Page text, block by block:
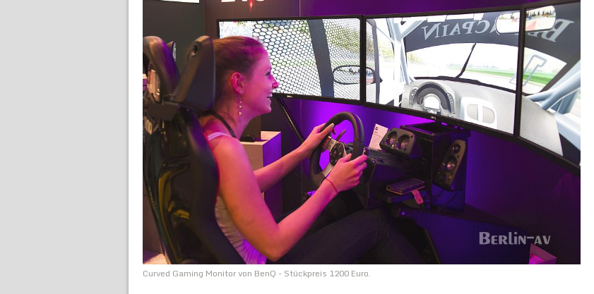
Curved Gaming Monitor von BenQ - Stückpreis 1200 Euro.